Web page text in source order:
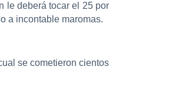
le deberá tocar el 25 por
a incontable maromas.
se cometieron cientos